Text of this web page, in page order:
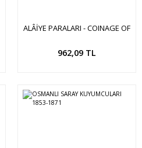
ALÂİYE PARALARI - COINAGE OF
962,09 TL
Sepete Ekle